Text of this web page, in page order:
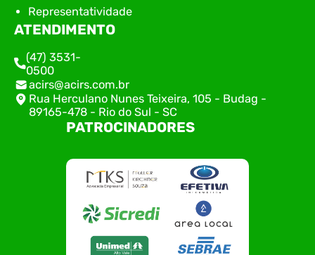
Representatividade
ATENDIMENTO
(47) 3531-
0500
acirs@acirs.com.br
Rua Herculano Nunes Teixeira, 105 - Budag -
89165-478 - Rio do Sul - SC
PATROCINADORES